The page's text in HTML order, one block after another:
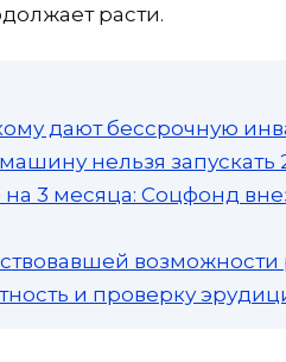
расти.
дают бессрочную
нельзя запускать
на 3 месяца: Соцфонд
возможности
и проверку